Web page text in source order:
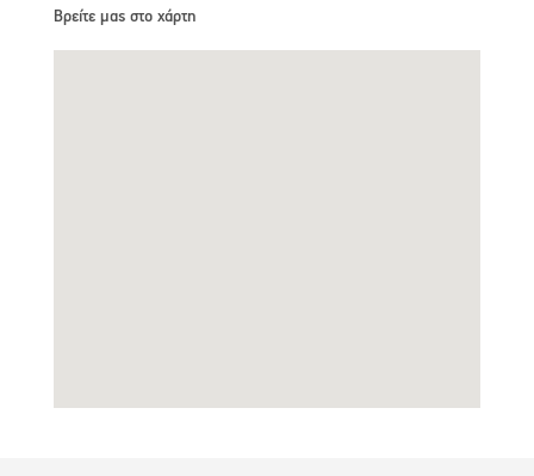
Βρείτε μας στο χάρτη